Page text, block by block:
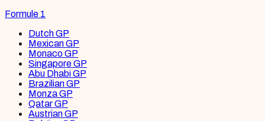
Formule 1
Dutch GP
Mexican GP
Monaco GP
Singapore GP
Abu Dhabi GP
Brazilian GP
Monza GP
Qatar GP
Austrian GP